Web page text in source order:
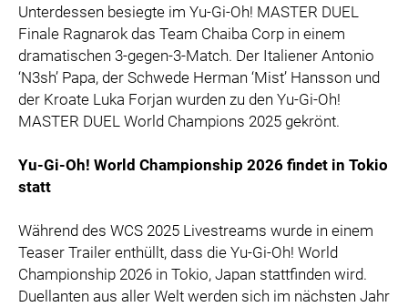
Unterdessen besiegte im Yu-Gi-Oh! MASTER DUEL
Finale Ragnarok das Team Chaiba Corp in einem
dramatischen 3-gegen-3-Match. Der Italiener Antonio
‘N3sh’ Papa, der Schwede Herman ‘Mist’ Hansson und
der Kroate Luka Forjan wurden zu den Yu-Gi-Oh!
MASTER DUEL World Champions 2025 gekrönt.
Yu-Gi-Oh! World Championship 2026 findet in Tokio
statt
Während des WCS 2025 Livestreams wurde in einem
Teaser Trailer enthüllt, dass die Yu-Gi-Oh! World
Championship 2026 in Tokio, Japan stattfinden wird.
Duellanten aus aller Welt werden sich im nächsten Jahr